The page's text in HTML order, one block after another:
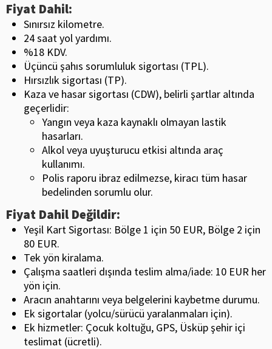
Fiyat Dahil:
Sınırsız kilometre.
24 saat yol yardımı.
%18 KDV.
Üçüncü şahıs sorumluluk sigortası (TPL).
Hırsızlık sigortası (TP).
Kaza ve hasar sigortası (CDW), belirli şartlar altında
geçerlidir:
Yangın veya kaza kaynaklı olmayan lastik
hasarları.
Alkol veya uyuşturucu etkisi altında araç
kullanımı.
Polis raporu ibraz edilmezse, kiracı tüm hasar
bedelinden sorumlu olur.
Fiyat Dahil Değildir:
Yeşil Kart Sigortası: Bölge 1 için 50 EUR, Bölge 2 için
80 EUR.
Tek yön kiralama.
Çalışma saatleri dışında teslim alma/iade: 10 EUR her
yön için.
Aracın anahtarını veya belgelerini kaybetme durumu.
Ek sigortalar (yolcu/sürücü yaralanmaları için).
Ek hizmetler: Çocuk koltuğu, GPS, Üsküp şehir içi
teslimat (ücretli).